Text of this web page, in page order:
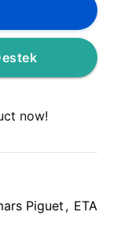
now!
Piguet, ETA